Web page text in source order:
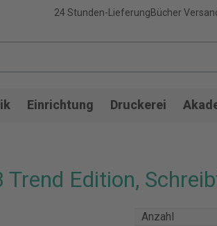
24 Stunden-LieferungBücher
Einrichtung Druckerei
Edition,
Anzahl